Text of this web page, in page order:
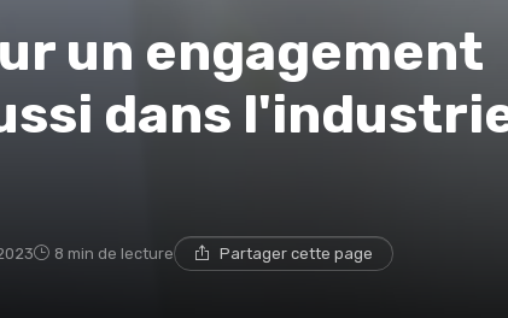
un engagement
dans
8 min de lecture Partager cette page